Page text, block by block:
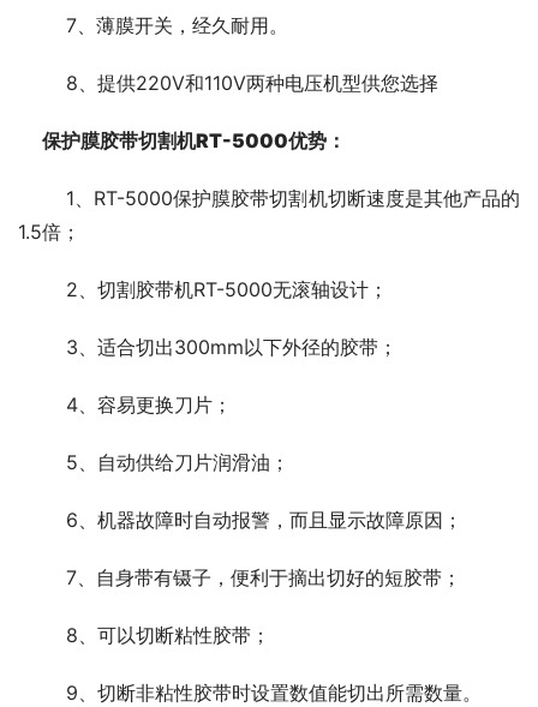
	7、薄膜开关，经久耐用。
	8、提供220V和110V两种电压机型供您选择
保护膜胶带切割机RT-5000优势：
1.5倍；
	2、切割胶带机RT-5000无滚轴设计；
	3、适合切出300mm以下外径的胶带；
	4、容易更换刀片；
	5、自动供给刀片润滑油；
	6、机器故障时自动报警，而且显示故障原因；
	7、自身带有镊子，便利于摘出切好的短胶带；
	8、可以切断粘性胶带；
	9、切断非粘性胶带时设置数值能切出所需数量。